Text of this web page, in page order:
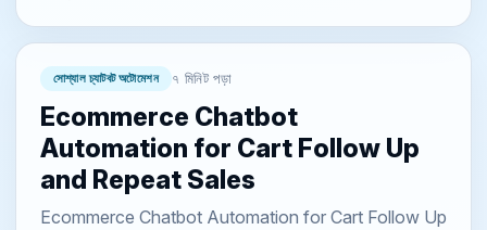
সোশ্যাল চ্যাটবট অটোমেশন ৭ মিনিট পড়া
Ecommerce Chatbot
Automation for Cart Follow Up
and Repeat Sales
Ecommerce Chatbot Automation for Cart Follow Up